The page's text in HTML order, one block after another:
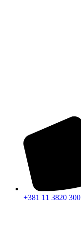
+381 11 3820 300